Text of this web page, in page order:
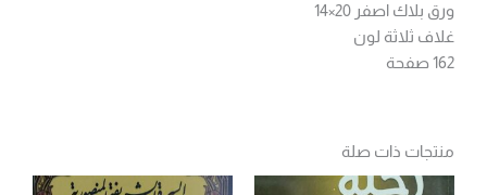
ورق بلاك اصفر 20×14
غلاف ثلاثة لون
162 صفحة
منتجات ذات صلة